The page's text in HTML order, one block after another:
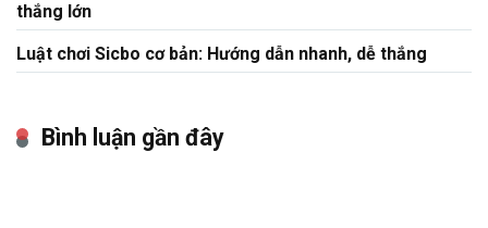
thắng lớn
Luật chơi Sicbo cơ bản: Hướng dẫn nhanh, dễ thắng
Bình luận gần đây